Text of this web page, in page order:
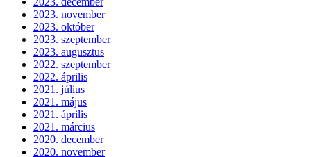
2023. november
2023. október
2023. szeptember
2023. augusztus
2022. szeptember
2022. április
2021. július
2021. május
2021. április
2021. március
2020. december
2020. november